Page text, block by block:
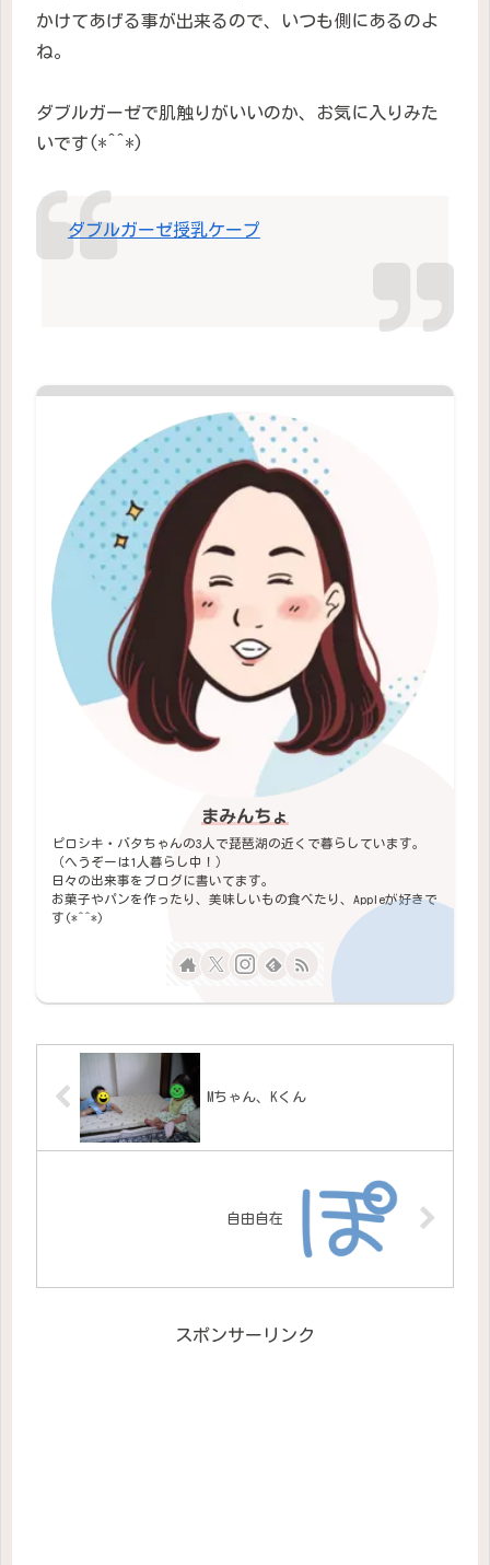
かけてあげる事が出来るので、いつも側にあるのよ
ね。
ダブルガーゼで肌触りがいいのか、お気に入りみた
いです(*^^*)
ダブルガーゼ授乳ケープ
まみんちょ
ピロシキ・バタちゃんの3人で琵琶湖の近くで暮らしています。
（へうぞーは1人暮らし中！）
日々の出来事をブログに書いてます。
お菓子やパンを作ったり、美味しいもの食べたり、Appleが好きで
す(*^^*)
Mちゃん、Kくん
自由自在
スポンサーリンク